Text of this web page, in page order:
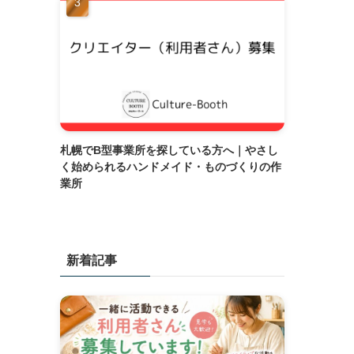
札幌でB型事業所を探している方へ｜やさし
く始められるハンドメイド・ものづくりの作
業所
新着記事